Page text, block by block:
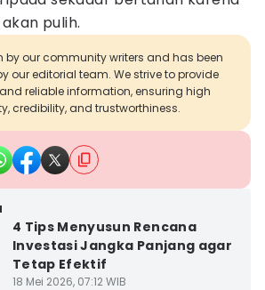
pulih.
by our community writers and has been
our editorial team. We strive to provide
reliable information, ensuring high
credibility, and trustworthiness.
4 Tips Menyusun Rencana
Investasi Jangka Panjang agar
Tetap Efektif
18 Mei 2026, 07:12 WIB